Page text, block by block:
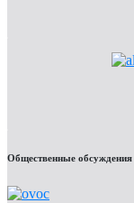
Общественные обсуждения